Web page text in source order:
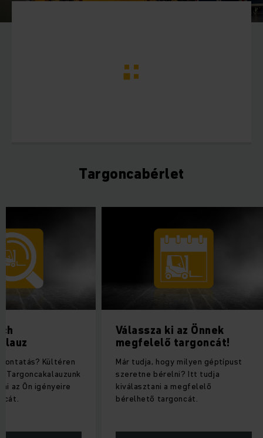
Targoncabérlet
Kültéren
Targoncakalauzunk
az Ön igényeire
Válassza ki az Önnek
megfelelő targoncát!
Már tudja, hogy milyen géptípust
szeretne bérelni? Itt tudja
kiválasztani a megfelelő
bérelhető targoncát.